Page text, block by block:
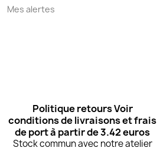
Mes alertes
Politique retours Voir
conditions de livraisons et frais
de port à partir de 3.42 euros
Stock commun avec notre atelier